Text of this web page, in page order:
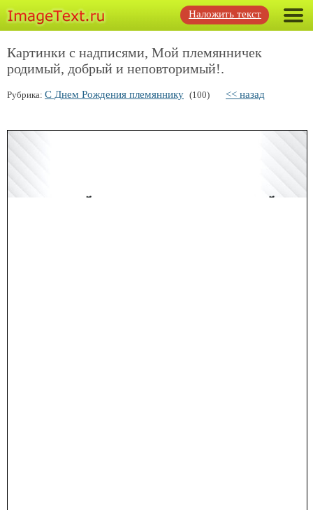
Наложить текст
Картинки с надписями, Мой племянничек
родимый, добрый и неповторимый!.
Рубрика: С Днем Рождения племяннику (100) << назад